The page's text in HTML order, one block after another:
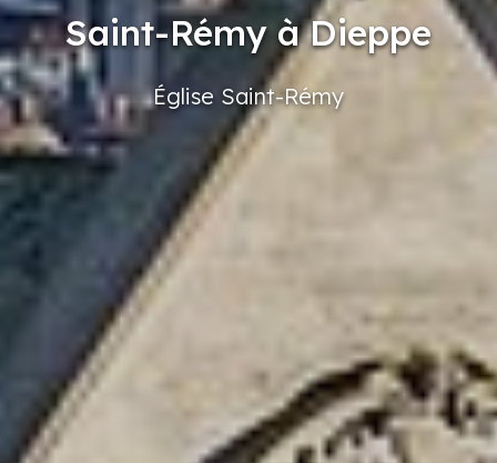
Saint-Rémy à Dieppe
Église Saint-Rémy